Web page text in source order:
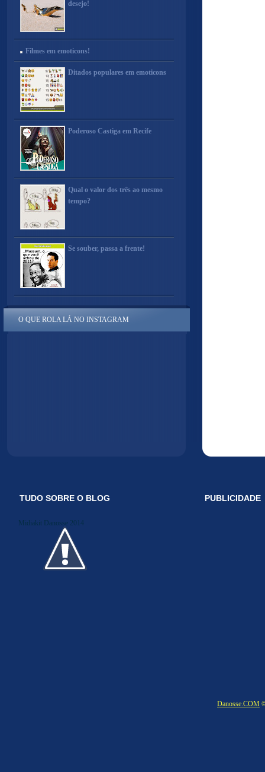
desejo!
Filmes em emoticons!
Ditados populares em emoticons
Poderoso Castiga em Recife
Qual o valor dos três ao mesmo
tempo?
Se souber, passa a frente!
O QUE ROLA LÁ NO INSTAGRAM
TUDO SOBRE O BLOG
Midiakit Danosse 2014
PUBLICIDADE
Danosse.COM